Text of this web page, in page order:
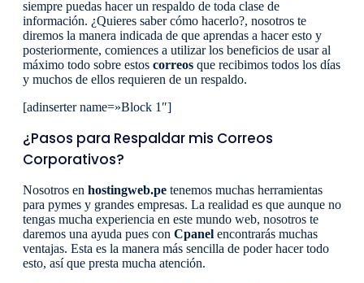
siempre puedas hacer un respaldo de toda clase de
información. ¿Quieres saber cómo hacerlo?, nosotros te
diremos la manera indicada de que aprendas a hacer esto y
posteriormente, comiences a utilizar los beneficios de usar al
máximo todo sobre estos correos que recibimos todos los días
y muchos de ellos requieren de un respaldo.
[adinserter name=»Block 1″]
¿Pasos para Respaldar mis Correos
Corporativos?
Nosotros en hostingweb.pe tenemos muchas herramientas
para pymes y grandes empresas. La realidad es que aunque no
tengas mucha experiencia en este mundo web, nosotros te
daremos una ayuda pues con Cpanel encontrarás muchas
ventajas. Esta es la manera más sencilla de poder hacer todo
esto, así que presta mucha atención.